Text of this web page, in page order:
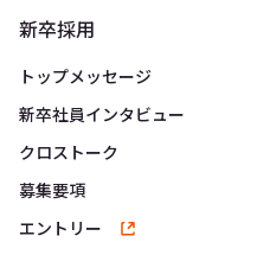
新卒採用
トップメッセージ
新卒社員インタビュー
クロストーク
募集要項
エントリー